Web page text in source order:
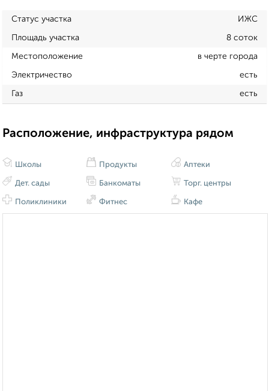
Статус участка ИЖС
Площадь участка 8 соток
Местоположение в черте города
Электричество есть
Газ есть
Расположение, инфраструктура рядом
Школы
Дет. сады
Поликлиники
Продукты
Банкоматы
Фитнес
Аптеки
Торг. центры
Кафе